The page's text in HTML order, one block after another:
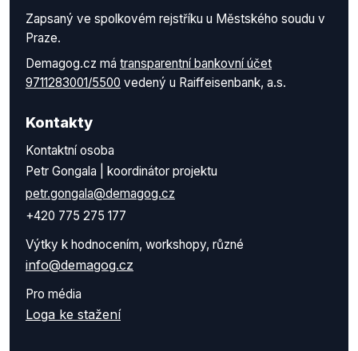
Zapsaný ve spolkovém rejstříku u Městského soudu v
Praze.
Demagog.cz má transparentní bankovní účet
9711283001/5500 vedený u Raiffeisenbank, a.s.
Kontakty
Kontaktní osoba
Petr Gongala | koordinátor projektu
petr.gongala@demagog.cz
+420 775 275 177
Výtky k hodnocením, workshopy, různé
info@demagog.cz
Pro média
Loga ke stažení